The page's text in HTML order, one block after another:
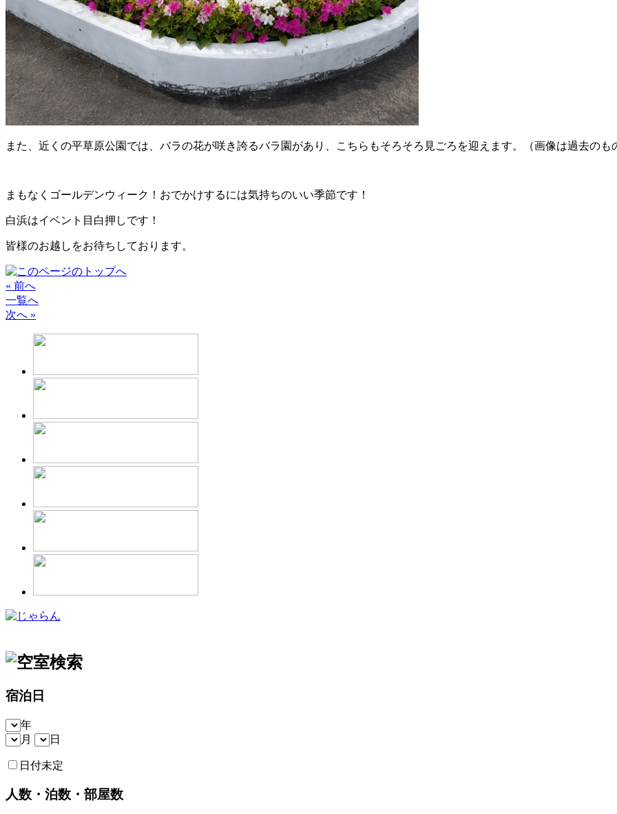
また、近くの平草原公園では、バラの花が咲き誇るバラ園があり、こちらもそろそろ見ごろを迎えます。（画像は過去のも
まもなくゴールデンウィーク！おでかけするには気持ちのいい季節です！
白浜はイベント目白押しです！
皆様のお越しをお待ちしております。
« 前へ
一覧へ
次へ »
宿泊日
年
月
日
日付未定
人数・泊数・部屋数